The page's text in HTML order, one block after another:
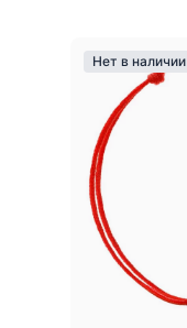
Нет в наличии